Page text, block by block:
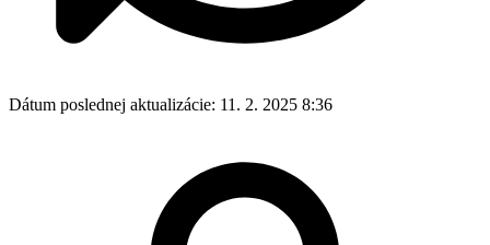
Dátum poslednej aktualizácie: 11. 2. 2025 8:36